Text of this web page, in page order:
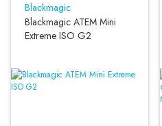
Blackmagic
Blackmagic ATEM Mini
Extreme ISO G2